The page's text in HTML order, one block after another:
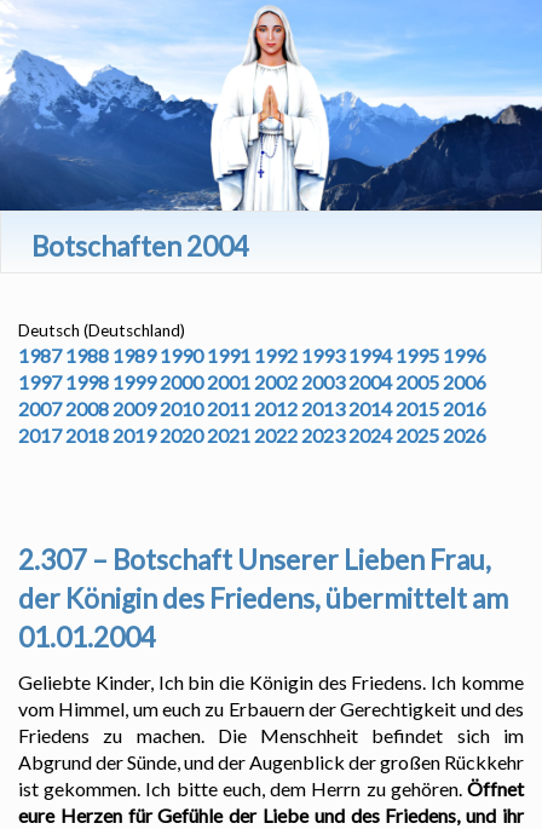
Botschaften 2004
Deutsch (Deutschland)
1987 1988 1989 1990 1991 1992 1993 1994 1995 1996
1997 1998 1999 2000 2001 2002 2003 2004 2005 2006
2007 2008 2009 2010 2011 2012 2013 2014 2015 2016
2017 2018 2019 2020 2021 2022 2023 2024 2025 2026
2.307 – Botschaft Unserer Lieben Frau,
der Königin des Friedens, übermittelt am
01.01.2004
Geliebte Kinder, Ich bin die Königin des Friedens. Ich komme
vom Himmel, um euch zu Erbauern der Gerechtigkeit und des
Friedens zu machen. Die Menschheit befindet sich im
Abgrund der Sünde, und der Augenblick der großen Rückkehr
ist gekommen. Ich bitte euch, dem Herrn zu gehören. Öffnet
eure Herzen für Gefühle der Liebe und des Friedens, und ihr